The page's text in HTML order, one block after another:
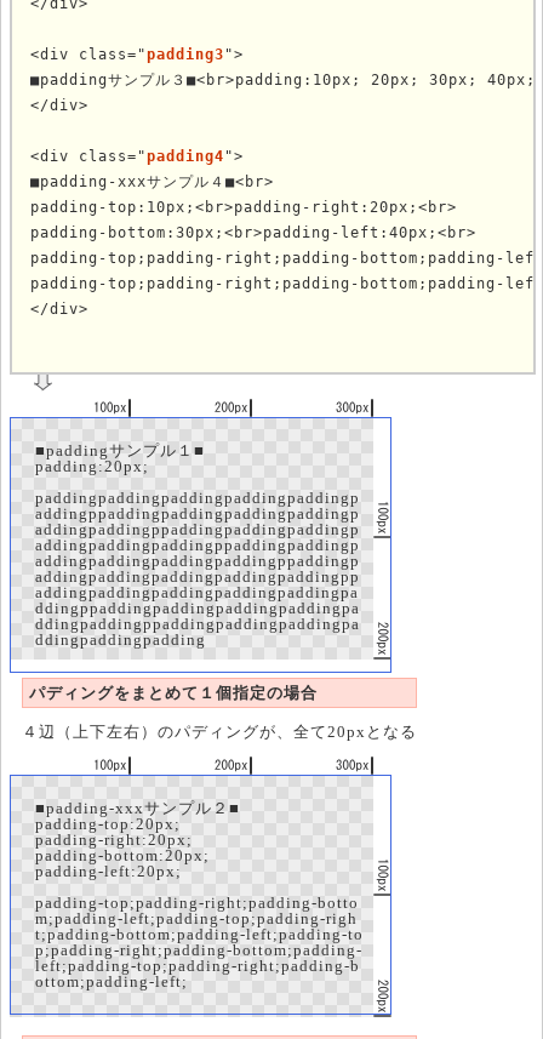
</div>
<div class="padding3 ">
■paddingサンプル３■<br>padding:10px; 20px; 30px;
</div>
<div class="padding4 ">
■padding-xxxサンプル４■<br>
padding-top:10px;<br>padding-right:20px;<br>
padding-bottom:30px;<br>padding-left:40px;<br>
padding-top;padding-right;padding-
padding-top;padding-right;padding-bottom;padding-
</div>
■paddingサンプル１■
padding:20px;
paddingpaddingpaddingpaddingpaddingp
addingppaddingpaddingpaddingpaddingp
addingpaddingppaddingpaddingpaddingp
addingpaddingpaddingppaddingpaddingp
addingpaddingpaddingpaddingppaddingp
addingpaddingpaddingpaddingpaddingpp
addingpaddingpaddingpaddingpaddingpa
ddingppaddingpaddingpaddingpaddingpa
ddingpaddingppaddingpaddingpaddingpa
ddingpaddingpadding
パディングをまとめて１個指定の場合
４辺（上下左右）のパディングが、全て20pxとなる
■padding-xxxサンプル２■
padding-top:20px;
padding-right:20px;
padding-bottom:20px;
padding-left:20px;
padding-top;padding-right;padding-botto
m;padding-left;padding-top;padding-righ
t;padding-bottom;padding-left;padding-to
p;padding-right;padding-bottom;padding-
left;padding-top;padding-right;padding-b
ottom;padding-left;